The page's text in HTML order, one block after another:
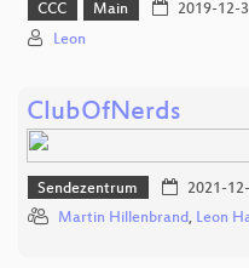
CCC Main 2019-12-
Leon
ClubOfNerds
Sendezentrum 2021-
Martin Hillenbrand, Leon